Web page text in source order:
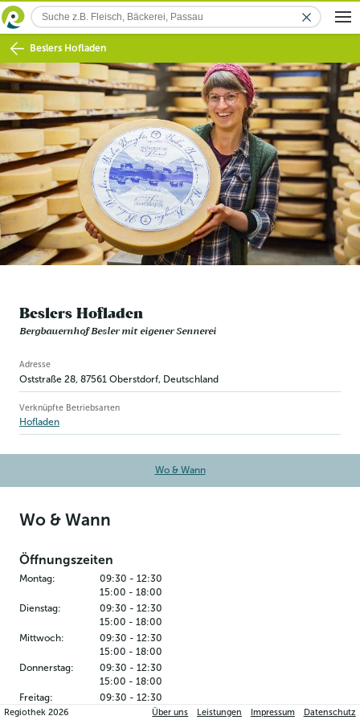
Beslers Hofladen
Beslers Hofladen
Bergbauernhof Besler mit eigener Sennerei
Betriebsinformation
Adresse
Oststraße 28, 87561 Oberstdorf, Deutschland
Verknüpfte Betriebsarten
Hofladen
Wo & Wann
Wo & Wann
Öffnungszeiten
Montag: 09:30 - 12:30
15:00 - 18:00
Dienstag: 09:30 - 12:30
15:00 - 18:00
Mittwoch: 09:30 - 12:30
15:00 - 18:00
Donnerstag: 09:30 - 12:30
15:00 - 18:00
Freitag: 09:30 - 12:30
18:00
Regiothek2026 Über uns Leistungen Impressum Datenschutz